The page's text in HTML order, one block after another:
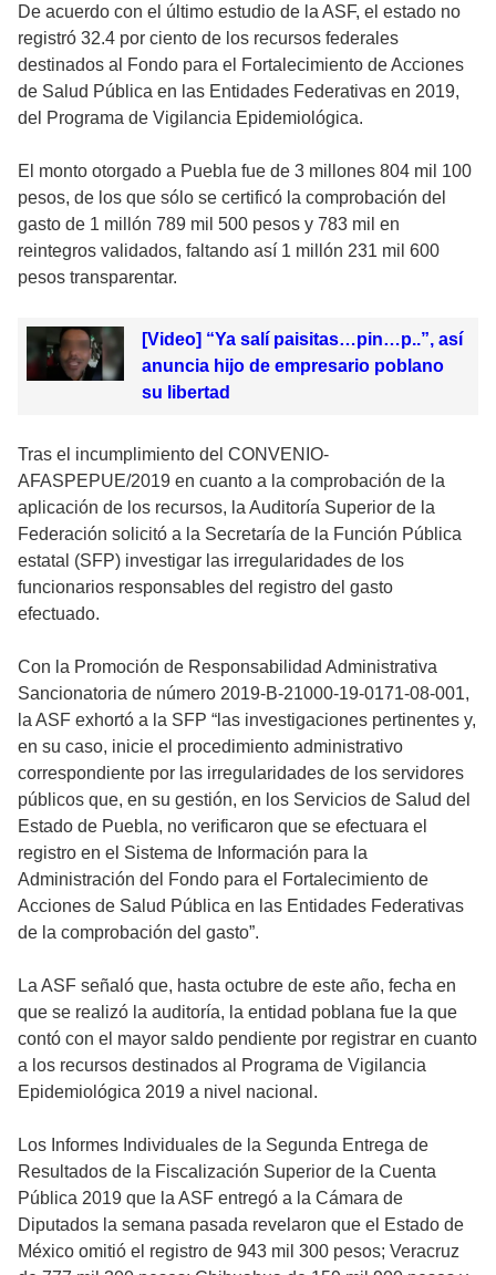
De acuerdo con el último estudio de la ASF, el estado no
registró 32.4 por ciento de los recursos federales
destinados al Fondo para el Fortalecimiento de Acciones
de Salud Pública en las Entidades Federativas en 2019,
del Programa de Vigilancia Epidemiológica.
El monto otorgado a Puebla fue de 3 millones 804 mil 100
pesos, de los que sólo se certificó la comprobación del
gasto de 1 millón 789 mil 500 pesos y 783 mil en
reintegros validados, faltando así 1 millón 231 mil 600
pesos transparentar.
[Video] “Ya salí paisitas…pin…p..”, así
anuncia hijo de empresario poblano
su libertad
Tras el incumplimiento del CONVENIO-
AFASPEPUE/2019 en cuanto a la comprobación de la
aplicación de los recursos, la Auditoría Superior de la
Federación solicitó a la Secretaría de la Función Pública
estatal (SFP) investigar las irregularidades de los
funcionarios responsables del registro del gasto
efectuado.
Con la Promoción de Responsabilidad Administrativa
Sancionatoria de número 2019-B-21000-19-0171-08-001,
la ASF exhortó a la SFP “las investigaciones pertinentes y,
en su caso, inicie el procedimiento administrativo
correspondiente por las irregularidades de los servidores
públicos que, en su gestión, en los Servicios de Salud del
Estado de Puebla, no verificaron que se efectuara el
registro en el Sistema de Información para la
Administración del Fondo para el Fortalecimiento de
Acciones de Salud Pública en las Entidades Federativas
de la comprobación del gasto”.
La ASF señaló que, hasta octubre de este año, fecha en
que se realizó la auditoría, la entidad poblana fue la que
contó con el mayor saldo pendiente por registrar en cuanto
a los recursos destinados al Programa de Vigilancia
Epidemiológica 2019 a nivel nacional.
Los Informes Individuales de la Segunda Entrega de
Resultados de la Fiscalización Superior de la Cuenta
Pública 2019 que la ASF entregó a la Cámara de
Diputados la semana pasada revelaron que el Estado de
México omitió el registro de 943 mil 300 pesos; Veracruz